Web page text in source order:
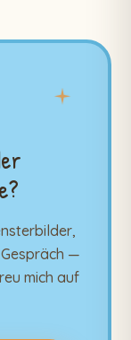
—
mich auf